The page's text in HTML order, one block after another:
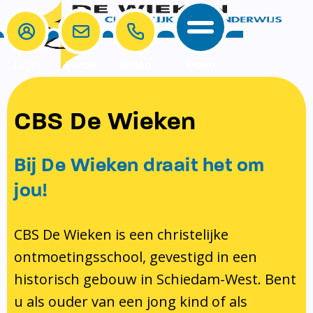
School
School
Onze visie rondom christelijke
identiteit
Pedagogisch klimaat en veiligheid
Bibliotheek
Ondersteuning
Ouders
MR & GMR
Aanmelden nieuwe leerling
Verlof aanvragen
Bibliotheek op school
Te weinig geld?
Contact
E-mail
CBS De Wieken
Bij De Wieken draait het om
jou!
CBS De Wieken is een christelijke
ontmoetingsschool, gevestigd in een
historisch gebouw in Schiedam-West. Bent
u als ouder van een jong kind of als